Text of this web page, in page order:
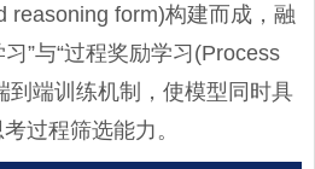
reasoning form)构建而成，融
”与“过程奖励学习(Process
到端训练机制，使模型同时具
过程筛选能力。